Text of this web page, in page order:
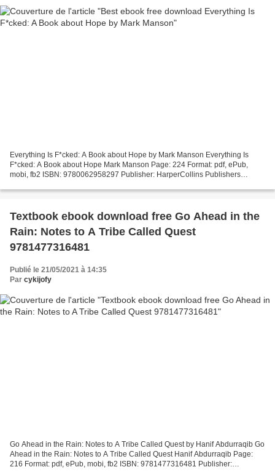
Everything Is F*cked: A Book about Hope by Mark Manson Everything Is
F*cked: A Book about Hope Mark Manson Page: 224 Format: pdf, ePub,
mobi, fb2 ISBN: 9780062958297 Publisher: HarperCollins Publishers
Textbook ebook download free Go Ahead in the
Rain: Notes to A Tribe Called Quest
9781477316481
Publié le 21/05/2021 à 14:35
Par cykijofy
Go Ahead in the Rain: Notes to A Tribe Called Quest by Hanif Abdurraqib Go
Ahead in the Rain: Notes to A Tribe Called Quest Hanif Abdurraqib Page:
216 Format: pdf, ePub, mobi, fb2 ISBN: 9781477316481 Publisher: